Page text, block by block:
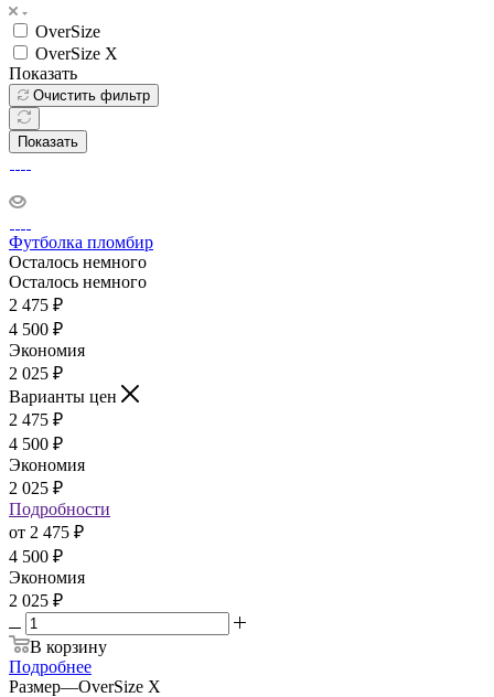
OverSize
OverSize X
Показать
Очистить фильтр
Показать
Футболка пломбир
Осталось немного
Осталось немного
2 475 ₽
4 500 ₽
Экономия
2 025 ₽
Варианты цен
2 475 ₽
4 500 ₽
Экономия
2 025 ₽
Подробности
от 2 475 ₽
4 500 ₽
Экономия
2 025 ₽
В корзину
Подробнее
Размер—OverSize X